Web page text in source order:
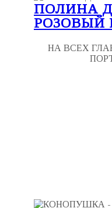
ПОЛИНА
РОЗОВЫЙ
НА ВСЕХ